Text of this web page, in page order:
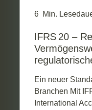
6 Min.
IFRS 20 –
Ein neuer
Branchen Mit
International